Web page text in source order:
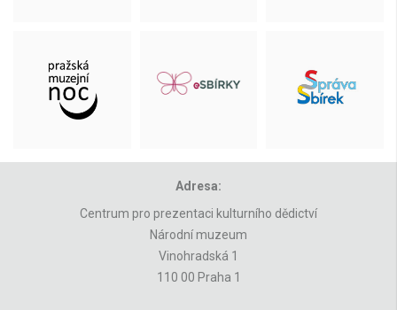
Adresa:
Centrum pro prezentaci kulturního dědictví
Národní muzeum
Vinohradská 1
110 00 Praha 1